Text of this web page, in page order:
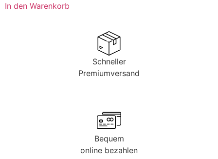
In den Warenkorb
Schneller
Premiumversand
Bequem
online bezahlen